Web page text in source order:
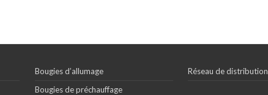
Bougies d’allumage
Bougies de préchauffage
Réseau de distribution